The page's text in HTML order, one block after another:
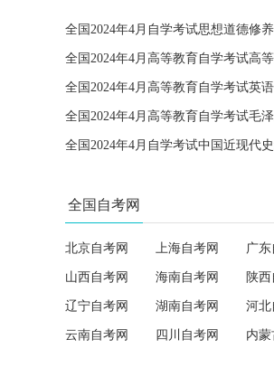
全国2024年4月自学考试思想道德修
全国2024年4月高等教育自学考试高
全国2024年4月高等教育自学考试英
全国2024年4月自学考试中国近现代
全国自考网
北京自考网 上海自考网 广东
山西自考网 海南自考网 陕西
辽宁自考网 湖南自考网 河北
云南自考网 四川自考网 内蒙